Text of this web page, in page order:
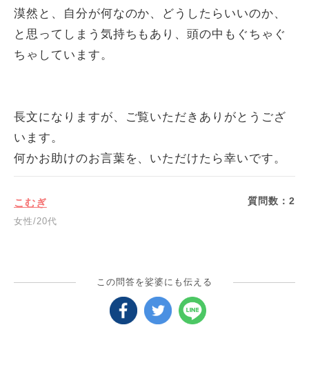
漠然と、自分が何なのか、どうしたらいいのか、
と思ってしまう気持ちもあり、頭の中もぐちゃぐ
ちゃしています。
長文になりますが、ご覧いただきありがとうござ
います。
何かお助けのお言葉を、いただけたら幸いです。
こむぎ
女性/20代
質問数：2
この問答を娑婆にも伝える